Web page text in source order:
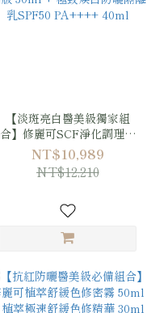
【淡斑亮白醫美級獨家組
合】修麗可SCF淨化調理抗
老精華30ml + 淨膚淡斑發光
精華高濃縮版 30ml + 極致
煥白防曬隔離乳SPF50
NT$10,989
NT$12,210